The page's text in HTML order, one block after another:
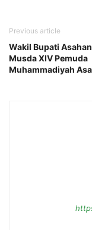
Previous article
Wakil Bupati
Musda XIV Pemuda
Muhammadiyah